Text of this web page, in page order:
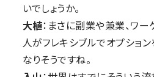
いでしょうか。
大植：まさに副業や兼業、ワー
人がフレキシブルでオプショ
なりそうですね。